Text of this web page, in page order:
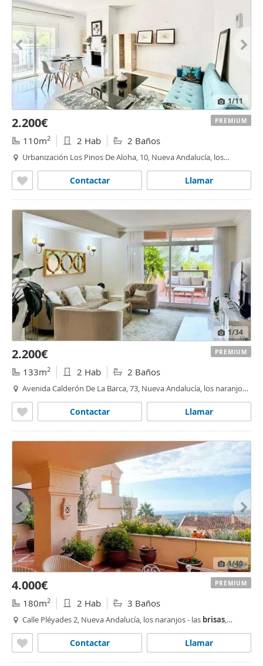
1/11
2.200€
110m2 2 Hab 2 Baños
Urbanización Los Pinos De Aloha, 10, Nueva Andalucía, los
Llamar
Contactar
PREMIUM
1/34
2.200€
133m2 2 Hab 2 Baños
Avenida Calderón De La Barca, 73, Nueva Andalucía, los naranjos -
Llamar
Contactar
PREMIUM
1/40
4.000€
180m2 2 Hab 3 Baños
Calle Pléyades 2, Nueva Andalucía, los naranjos - las brisas,
Llamar
Contactar
PREMIUM